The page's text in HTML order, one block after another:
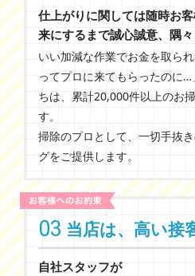
仕上がりに関しては随時お客
来にするまで誠心誠意、隅
いい加減な作業でお⾦を取ら
ってプロに来てもらったのに
ちは、累計20,000件以上のお
す。
掃除のプロとして、⼀切⼿抜
グをご提供します。
03 当店は、高い接
自社スタッフが